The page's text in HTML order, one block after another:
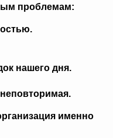
проблемам:
нашего дня.
именно